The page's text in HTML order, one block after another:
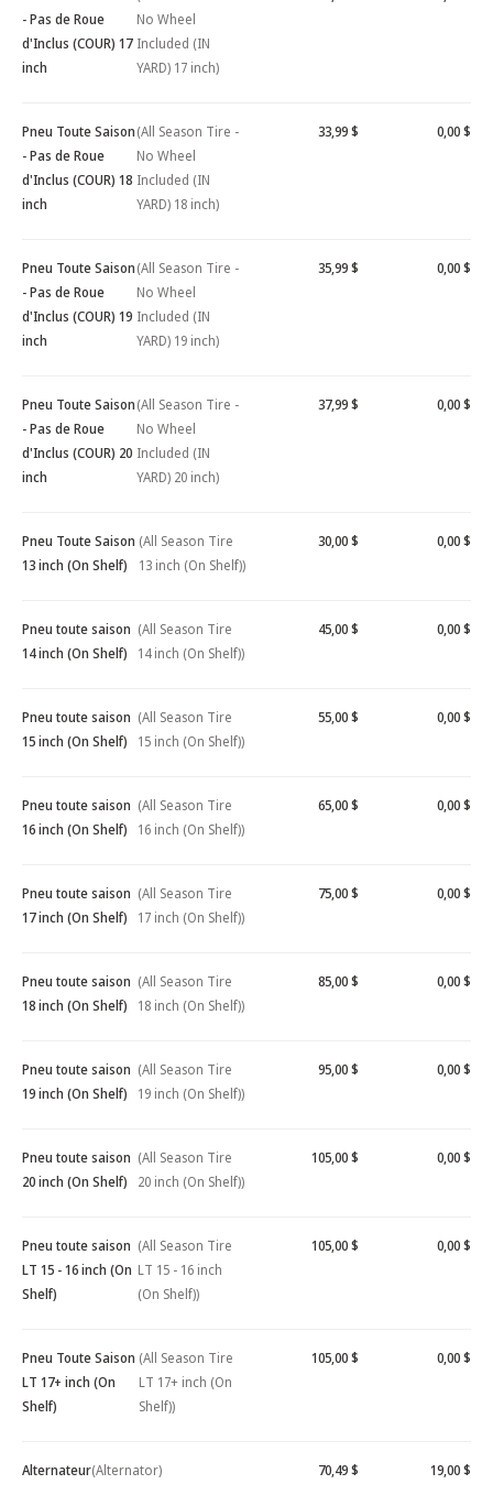
- Pas de Roue
d'Inclus (COUR) 17
inch
No Wheel
Included (IN
YARD) 17 inch)
Pneu Toute Saison
- Pas de Roue
d'Inclus (COUR) 18
inch
(All Season Tire -
No Wheel
Included (IN
YARD) 18 inch)
33,99 $ 0,00 $
Pneu Toute Saison
- Pas de Roue
d'Inclus (COUR) 19
inch
(All Season Tire -
No Wheel
Included (IN
YARD) 19 inch)
35,99 $ 0,00 $
Pneu Toute Saison
- Pas de Roue
d'Inclus (COUR) 20
inch
(All Season Tire -
No Wheel
Included (IN
YARD) 20 inch)
37,99 $ 0,00 $
Pneu Toute Saison
13 inch (On Shelf)
(All Season Tire
13 inch (On Shelf))
30,00 $ 0,00 $
Pneu toute saison
14 inch (On Shelf)
(All Season Tire
14 inch (On Shelf))
45,00 $ 0,00 $
Pneu toute saison
15 inch (On Shelf)
(All Season Tire
15 inch (On Shelf))
55,00 $ 0,00 $
Pneu toute saison
16 inch (On Shelf)
(All Season Tire
16 inch (On Shelf))
65,00 $ 0,00 $
Pneu toute saison
17 inch (On Shelf)
(All Season Tire
17 inch (On Shelf))
75,00 $ 0,00 $
Pneu toute saison
18 inch (On Shelf)
(All Season Tire
18 inch (On Shelf))
85,00 $ 0,00 $
Pneu toute saison
19 inch (On Shelf)
(All Season Tire
19 inch (On Shelf))
95,00 $ 0,00 $
Pneu toute saison
20 inch (On Shelf)
(All Season Tire
20 inch (On Shelf))
105,00 $ 0,00 $
Pneu toute saison
LT 15 - 16 inch (On
Shelf)
(All Season Tire
LT 15 - 16 inch
(On Shelf))
105,00 $ 0,00 $
Pneu Toute Saison
LT 17+ inch (On
Shelf)
(All Season Tire
LT 17+ inch (On
Shelf))
105,00 $ 0,00 $
Alternateur(Alternator) 70,49 $ 19,00 $